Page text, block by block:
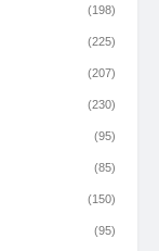
(198)
(225)
(207)
(230)
(95)
(85)
(150)
(95)